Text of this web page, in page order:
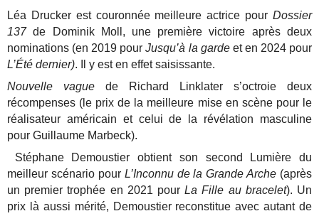
Léa Drucker est couronnée meilleure actrice pour Dossier
137de Dominik Moll, une première victoire après deux
nominations (en 2019 pourJusqu’à la gardeet en 2024 pour
L’Été dernier). Il y est en effet saisissante.
Nouvelle vague de Richard Linklater s’octroie deux
récompenses (le prix de la meilleure mise en scène pour le
réalisateur américain et celui de la révélation masculine
pour Guillaume Marbeck).
Stéphane Demoustier obtient son second Lumière du
meilleur scénario pour L’Inconnu de la Grande Arche (après
un premier trophée en 2021 pourLa Fille au bracelet). Un
prix là aussi mérité, Demoustier reconstitue avec autant de